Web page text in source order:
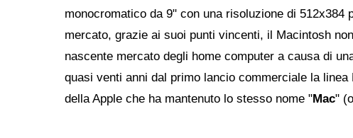
monocromatico da 9" con una risoluzione di
mercato, grazie ai suoi punti vincenti, il Macintosh
nascente mercato degli home computer a causa di
quasi venti anni dal primo lancio commerciale la
della Apple che ha mantenuto lo stesso nome "Mac"